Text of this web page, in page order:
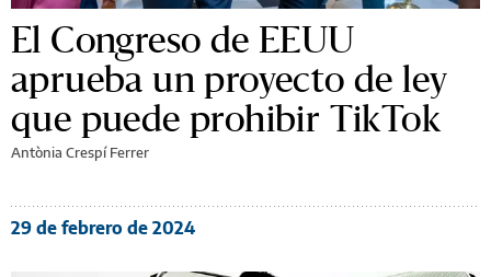
El Congreso de EEUU
aprueba un proyecto de ley
que puede prohibir TikTok
Antònia Crespí Ferrer
29 de febrero de 2024